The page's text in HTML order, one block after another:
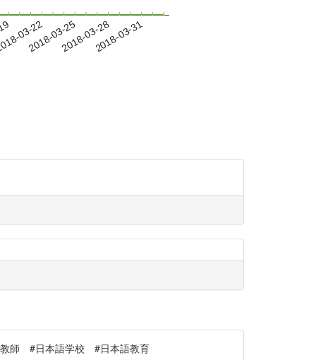
03-22
2018-03-252018-03-282018-03-31
教師 #日本語学校 #日本語教育